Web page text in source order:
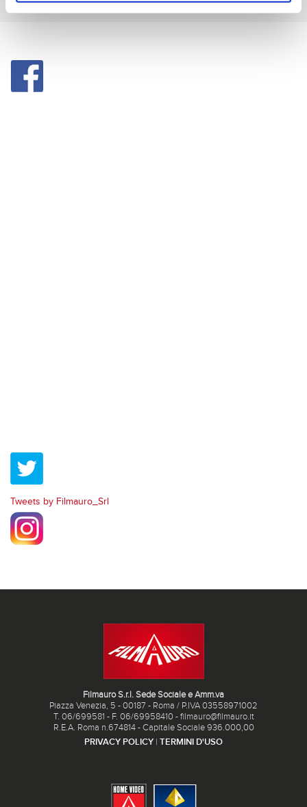
Tweets by Filmauro_Srl
Filmauro S.r.l. Sede Sociale e Amm.va
Piazza Venezia, 5 - 00187 - Roma / P.IVA 03558971002
T. 06/699581 - F. 06/69958410 - filmauro@filmauro.it
R.E.A. Roma n.674814 - Capitale Sociale 936.000,00
PRIVACY POLICY | TERMINI D'USO